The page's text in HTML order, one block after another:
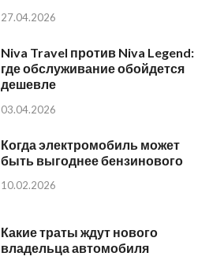
27.04.2026
Niva Travel против Niva Legend:
где обслуживание обойдется
дешевле
03.04.2026
Когда электромобиль может
быть выгоднее бензинового
10.02.2026
Какие траты ждут нового
владельца автомобиля